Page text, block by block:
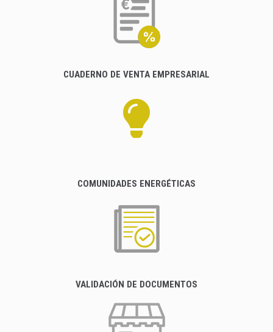
CUADERNO DE VENTA EMPRESARIAL
COMUNIDADES ENERGÉTICAS
VALIDACIÓN DE DOCUMENTOS